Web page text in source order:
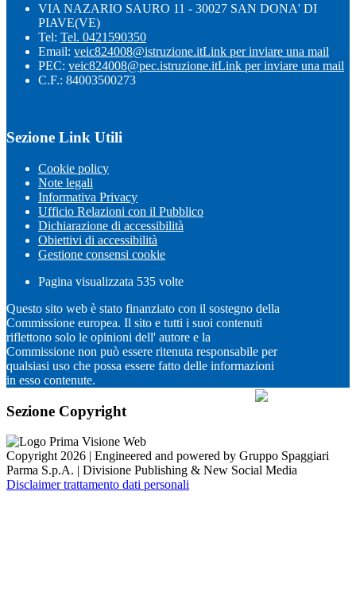
VIA NAZARIO SAURO 11 - 30027 SAN DONA' DI
PIAVE(VE)
Tel: Tel. 0421590350
Email: veic824008@istruzione.itLink per inviare una mail
PEC: veic824008@pec.istruzione.itLink per inviare una mail
C.F.: 84003500273
Sezione Link Utili
Cookie policy
Note legali
Informativa Privacy
Ufficio Relazioni con il Pubblico
Dichiarazione di accessibilità
Obiettivi di accessibilità
Gestione consensi cookie
Pagina visualizzata 535 volte
Questo sito web è stato finanziato con il sostegno della
Commissione europea. Il sito e tutti i suoi contenuti
riflettono solo le opinioni dell' autore e la
Commissione non può essere ritenuta responsabile per
qualsiasi uso che possa essere fatto delle informazioni
in esso contenute.
Sezione Copyright
Copyright 2026 | Engineered and powered by Gruppo Spaggiari
Parma S.p.A. | Divisione Publishing & New Social Media
Disclaimer trattamento dati personali